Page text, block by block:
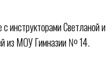
инструкторами Светланой и
из МОУ Гимназии № 14.